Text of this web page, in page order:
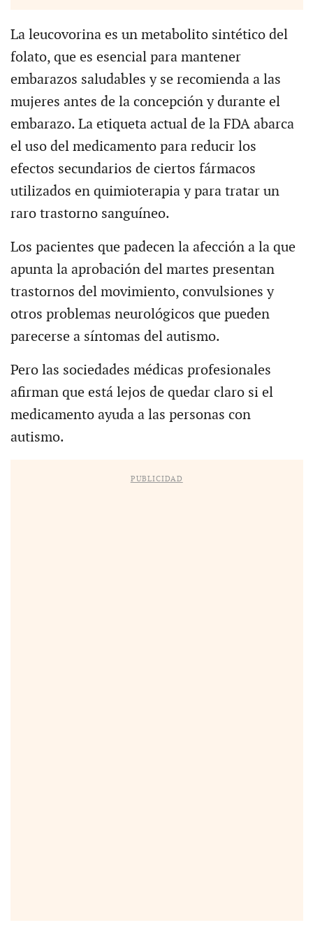
La leucovorina es un metabolito sintético del
folato, que es esencial para mantener
embarazos saludables y se recomienda a las
mujeres antes de la concepción y durante el
embarazo. La etiqueta actual de la FDA abarca
el uso del medicamento para reducir los
efectos secundarios de ciertos fármacos
utilizados en quimioterapia y para tratar un
raro trastorno sanguíneo.
Los pacientes que padecen la afección a la que
apunta la aprobación del martes presentan
trastornos del movimiento, convulsiones y
otros problemas neurológicos que pueden
parecerse a síntomas del autismo.
Pero las sociedades médicas profesionales
afirman que está lejos de quedar claro si el
medicamento ayuda a las personas con
autismo.
PUBLICIDAD